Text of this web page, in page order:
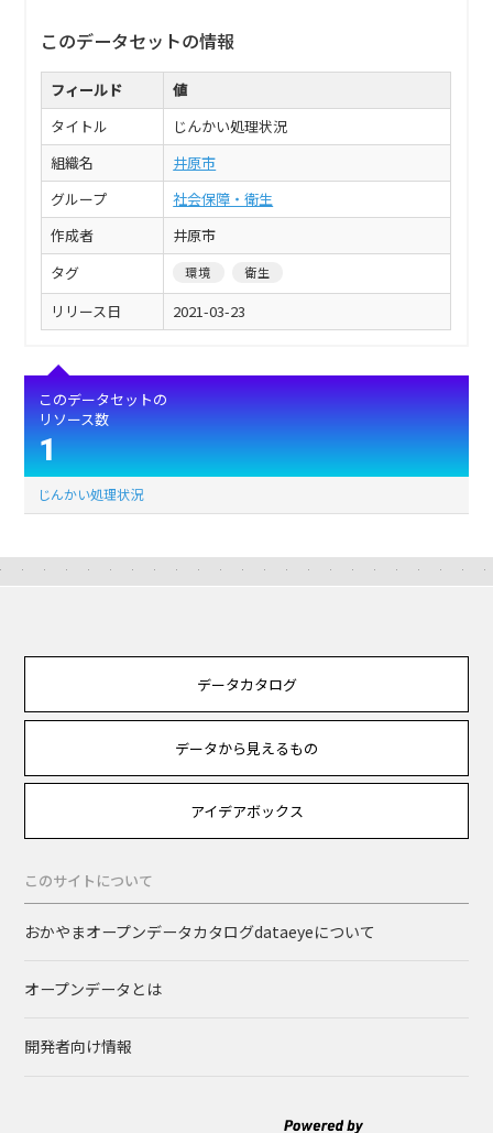
このデータセットの情報
フィールド
値
タイトル
じんかい処理状況
組織名
井原市
グループ
社会保障・衛生
作成者
井原市
タグ
環境 衛生
リリース日 2021-03-23
このデータセットの
リソース数
1
じんかい処理状況
データカタログ
データから見えるもの
アイデアボックス
このサイトについて
おかやまオープンデータカタログdataeyeについて
オープンデータとは
開発者向け情報